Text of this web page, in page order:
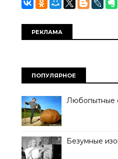
РЕКЛАМА
ПОПУЛЯРНОЕ
Любопытные
Безумные